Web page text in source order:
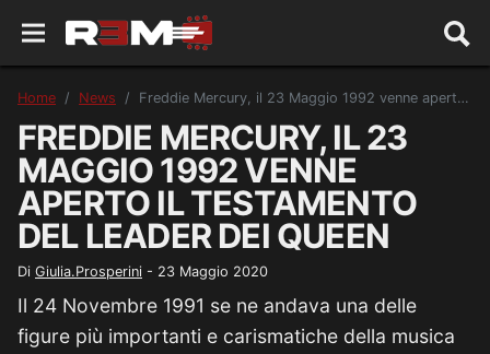
Home News Freddie Mercury, il 23 Maggio 1992 venne aperto il testamento del leader dei Queen
FREDDIE MERCURY, IL 23
MAGGIO 1992 VENNE
APERTO IL TESTAMENTO
DEL LEADER DEI QUEEN
Di Giulia.Prosperini - 23 Maggio 2020
Il 24 Novembre 1991 se ne andava una delle
figure più importanti e carismatiche della musica